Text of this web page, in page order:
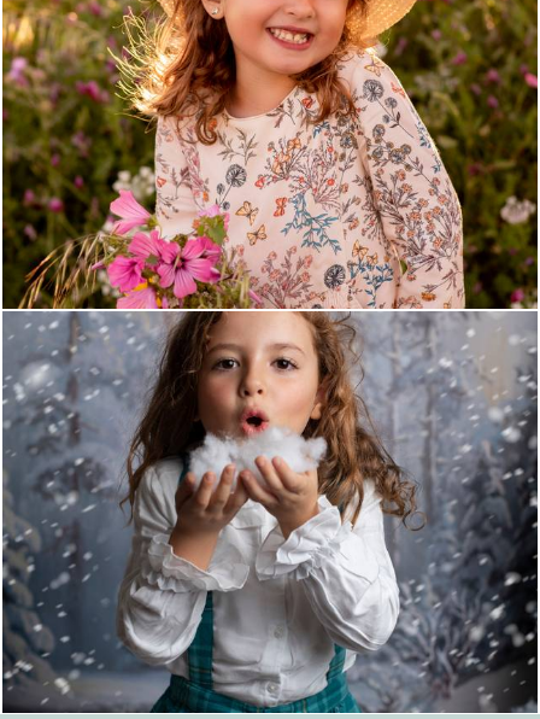
1177 10
1261 40